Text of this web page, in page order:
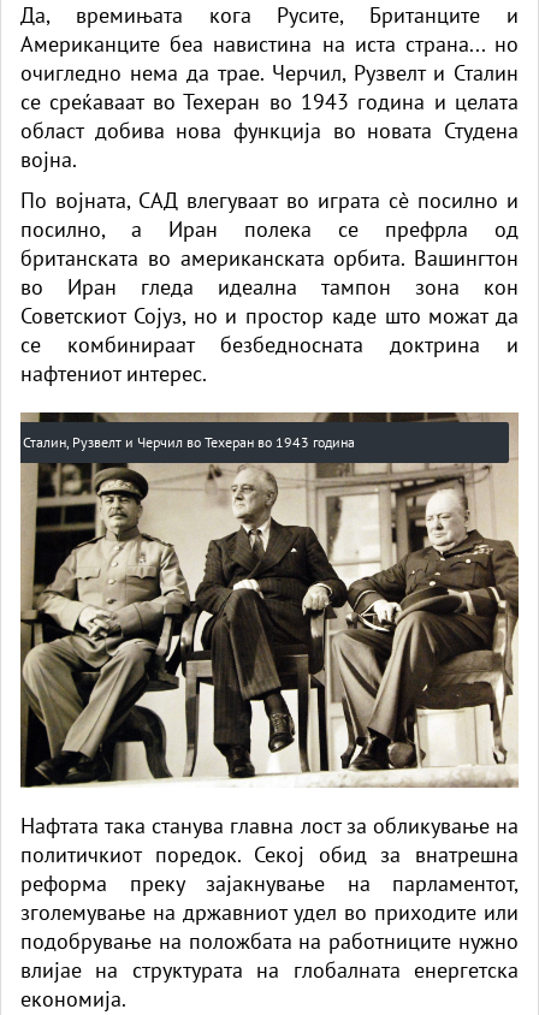
Да, времињата кога Русите, Британците и
Американците беа навистина на иста страна... но
очигледно нема да трае. Черчил, Рузвелт и Сталин
се среќаваат во Техеран во 1943 година и целата
област добива нова функција во новата Студена
војна.
По војната, САД влегуваат во играта сè посилно и
посилно, а Иран полека се префрла од
британската во американската орбита. Вашингтон
во Иран гледа идеална тампон зона кон
Советскиот Сојуз, но и простор каде што можат да
се комбинираат безбедносната доктрина и
нафтениот интерес.
Сталин, Рузвелт и Черчил во Техеран во 1943 година
Нафтата така станува главна лост за обликување на
политичкиот поредок. Секој обид за внатрешна
реформа преку зајакнување на парламентот,
зголемување на државниот удел во приходите или
подобрување на положбата на работниците нужно
влијае на структурата на глобалната енергетска
економија.